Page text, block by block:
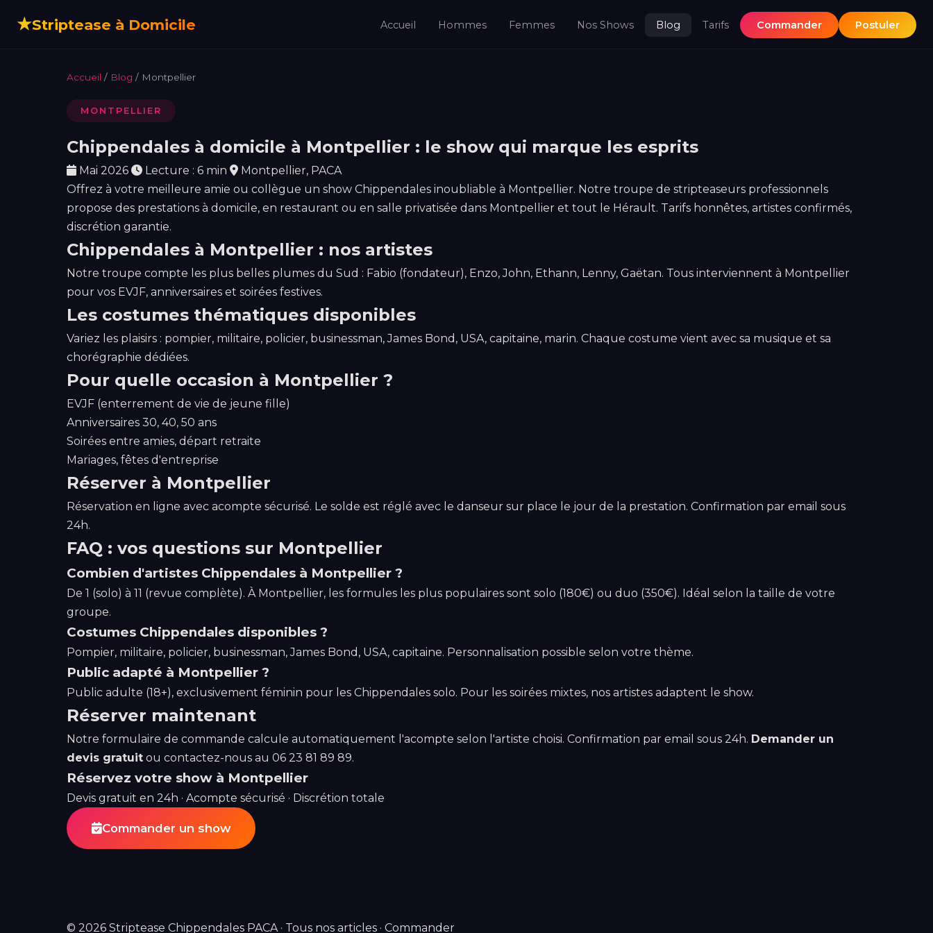
★Striptease à Domicile Accueil Hommes Femmes Nos Shows Blog Tarifs Commander Postuler
Accueil / Blog / Montpellier
MONTPELLIER
Chippendales à domicile à Montpellier : le show qui marque les esprits
Mai 2026 Lecture : 6 min
Montpellier, PACA
Offrez à votre meilleure amie ou collègue un show Chippendales inoubliable à Montpellier. Notre troupe de stripteaseurs professionnels
propose des prestations à domicile, en restaurant ou en salle privatisée dans Montpellier et tout le Hérault. Tarifs honnêtes, artistes confirmés,
discrétion garantie.
Chippendales à Montpellier : nos artistes
Notre troupe compte les plus belles plumes du Sud : Fabio (fondateur), Enzo, John, Ethann, Lenny, Gaëtan. Tous interviennent à Montpellier
pour vos EVJF, anniversaires et soirées festives.
Les costumes thématiques disponibles
Variez les plaisirs : pompier, militaire, policier, businessman, James Bond, USA, capitaine, marin. Chaque costume vient avec sa musique et sa
chorégraphie dédiées.
Pour quelle occasion à Montpellier ?
EVJF (enterrement de vie de jeune fille)
Anniversaires 30, 40, 50 ans
Soirées entre amies, départ retraite
Mariages, fêtes d'entreprise
Réserver à Montpellier
Réservation en ligne avec acompte sécurisé. Le solde est réglé avec le danseur sur place le jour de la prestation. Confirmation par email sous
24h.
FAQ : vos questions sur Montpellier
Combien d'artistes Chippendales à Montpellier ?
De 1 (solo) à 11 (revue complète). À Montpellier, les formules les plus populaires sont solo (180€) ou duo (350€). Idéal selon la taille de votre
groupe.
Costumes Chippendales disponibles ?
Pompier, militaire, policier, businessman, James Bond, USA, capitaine. Personnalisation possible selon votre thème.
Public adapté à Montpellier ?
Public adulte (18+), exclusivement féminin pour les Chippendales solo. Pour les soirées mixtes, nos artistes adaptent le show.
Réserver maintenant
Notre formulaire de commande calcule automatiquement l'acompte selon l'artiste choisi. Confirmation par email sous 24h. Demander un
devis gratuit ou contactez-nous au 06 23 81 89 89.
Réservez votre show à Montpellier
Devis gratuit en 24h · Acompte sécurisé · Discrétion totale
Commander un show
© 2026 Striptease Chippendales PACA · Tous nos articles · Commander